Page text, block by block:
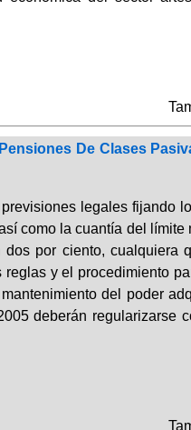
De Clases
legales fijando
como la cuantía del límite
por ciento, cualquiera
y el procedimiento
del poder
deberán regularizarse